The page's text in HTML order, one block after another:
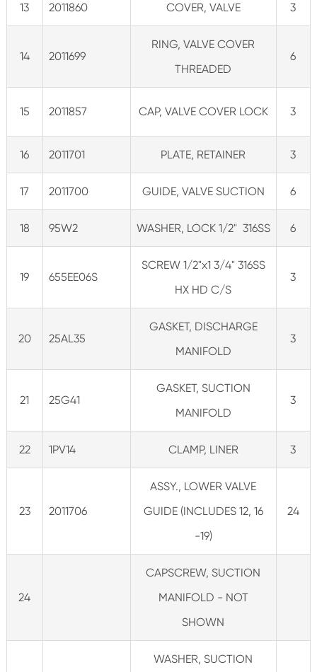
13 2011860 COVER, VALVE 3
14 2011699
RING, VALVE COVER
THREADED
6
15 2011857 CAP, VALVE COVER LOCK 3
16 2011701 PLATE, RETAINER 3
17 2011700 GUIDE, VALVE SUCTION 6
18 95W2 WASHER, LOCK 1/2" 316SS 6
19 655EE06S
SCREW 1/2"x1 3/4" 316SS
HX HD C/S
3
20 25AL35
GASKET, DISCHARGE
MANIFOLD
3
21 25G41
GASKET, SUCTION
MANIFOLD
3
22 1PV14 CLAMP, LINER 3
23 2011706
ASSY., LOWER VALVE
GUIDE (INCLUDES 12, 16
-19)
24
24
CAPSCREW, SUCTION
MANIFOLD - NOT
SHOWN
WASHER, SUCTION